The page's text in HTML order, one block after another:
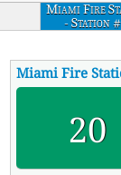
Miami Fire
- Station
Miami-
Miami Fire
20